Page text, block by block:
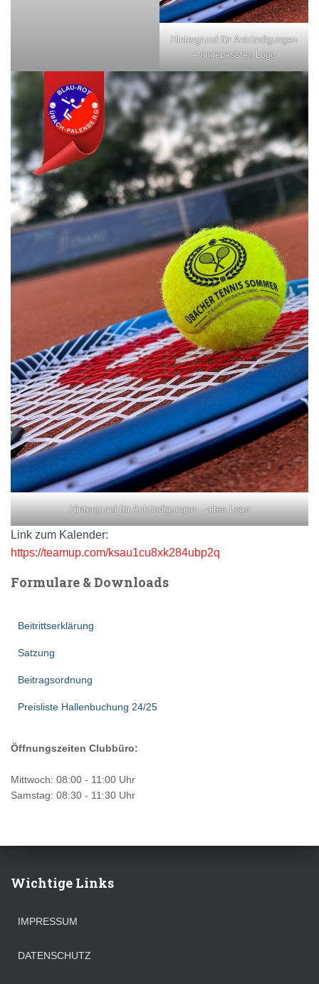
Hintergrund für Ankündigungen
– angepasstes Logo
Hintergrund für Ankündigungen – altes Logo
Link zum Kalender:
https://teamup.com/ksau1cu8xk284ubp2q
Formulare & Downloads
Beitrittserklärung
Satzung
Beitragsordnung
Preisliste Hallenbuchung 24/25
Öffnungszeiten Clubbüro:
Mittwoch: 08:00 - 11:00 Uhr
Samstag: 08:30 - 11:30 Uhr
Wichtige Links
IMPRESSUM
DATENSCHUTZ